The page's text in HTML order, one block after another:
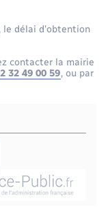
de l’espace
délai d’obtention
contacter la mairie
32 49 00 59, ou par